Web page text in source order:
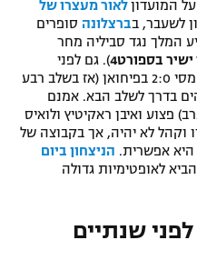
המועדוןלאור מעצרו של
לשעבר, בברצלונה סופרים
המלך נגד סביליה מחר
). גם לפני
שנתיים הפסידה הקבוצה של ליאו מסי 2:0 בפיחואן (אז בשלב רבע
הגיבה היטב עם 1:6 מדהים בדרך לשלב הבא. אמנם
פצוע ואיבן ראקיטיץ ולואיס
וקהל לא יהיה, אך בקבוצה של
היא אפשרית. הניצחון ביום
הביא לאופטימיות גדולה